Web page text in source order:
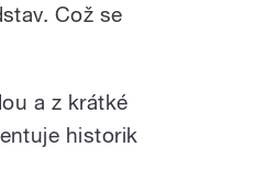
Což se
a z krátké
historik